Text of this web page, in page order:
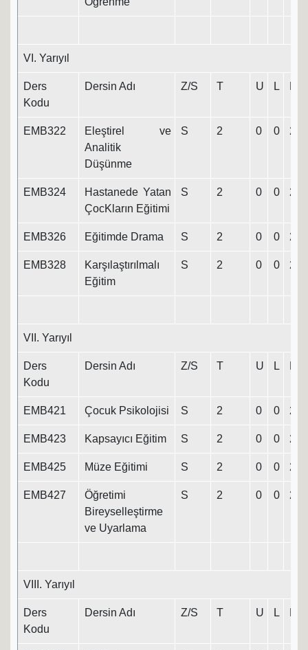
VI. Yarıyıl
Ders
Kodu
Dersin Adı Z/S T U L
EMB322
Eleştirel ve
Analitik
Düşünme
S 2 0 0 2
EMB324
Hastanede Yatan
ÇocKların Eğitimi
S 2 0 0 2
EMB326 Eğitimde Drama S 2 0 0 2
EMB328
Karşılaştırılmalı
Eğitim
S 2 0 0 2
VII. Yarıyıl
Ders
Kodu
Dersin Adı Z/S T U L
EMB421 Çocuk Psikolojisi S 2 0 0 2
EMB423 Kapsayıcı Eğitim S 2 0 0 2
EMB425 Müze Eğitimi S 2 0 0 2
EMB427
Öğretimi
Bireyselleştirme
ve Uyarlama
S 2 0 0 2
VIII. Yarıyıl
Ders
Kodu
Dersin Adı Z/S T U L